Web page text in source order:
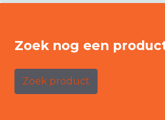
Zoek nog een
Zoek product